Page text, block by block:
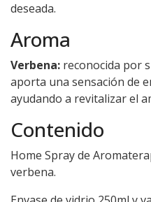
deseada.
Aroma
Verbena: reconocida por
aporta una sensación de
ayudando a revitalizar el
Contenido
Home Spray de
verbena.